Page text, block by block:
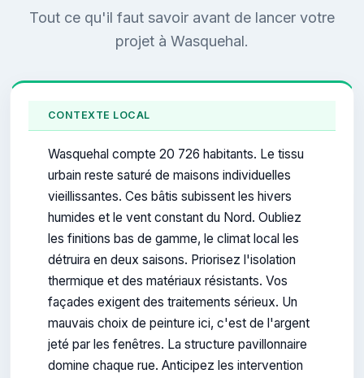
Tout ce qu'il faut savoir avant de lancer votre
projet à Wasquehal.
CONTEXTE LOCAL
Wasquehal compte 20 726 habitants. Le tissu
urbain reste saturé de maisons individuelles
vieillissantes. Ces bâtis subissent les hivers
humides et le vent constant du Nord. Oubliez
les finitions bas de gamme, le climat local les
détruira en deux saisons. Priorisez l'isolation
thermique et des matériaux résistants. Vos
façades exigent des traitements sérieux. Un
mauvais choix de peinture ici, c'est de l'argent
jeté par les fenêtres. La structure pavillonnaire
domine chaque rue. Anticipez les intervention